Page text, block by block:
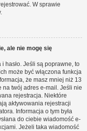
W sprawie
ale nie mogę się
hasło. Jeśli są poprawne, to
może być włączona funkcja
że masz mniej niż 13
na twój adres e-mail. Jeśli nie
rejestracja. Niektóre
aktywowania rejestracji
Informacja o tym była
do ciebie wiadomość e-
Jeżeli taka wiadomość